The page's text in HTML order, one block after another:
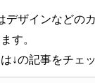
デザインなどの
す。
↓の記事をチェ